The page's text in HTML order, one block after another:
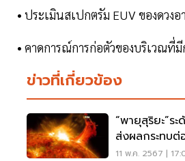
• ประเมินสเปกตรัม EUV ของดวงอ
• คาดการณ์การก่อตัวของบริเวณที่
ข่าวที่เกี่ยวข้อง
“พายุสุริยะ”ร
ส่งผลกระทบต่
อย่างไร
11 พ.ค. 2567 |